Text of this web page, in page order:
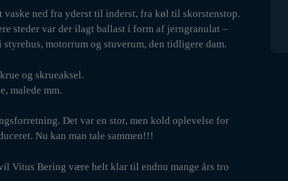
ned fra yderst til inderst, fra køl til skorstenstop.
steder var der ilagt ballast i form af jerngranulat –
motorrum og stuverum, den tidligere dam.
og skrueaksel.
malede mm.
Det var en stor, men kold oplevelse for
Nu kan man tale sammen!!!
Vitus Bering være helt klar til endnu mange års tro